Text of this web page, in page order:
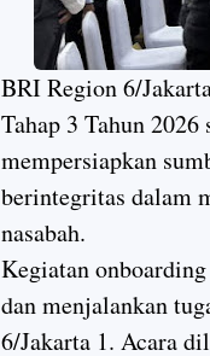
BRI Region 6/
Tahap 3 Tahun
mempersiapkan
berintegritas dalam
nasabah.
Kegiatan
dan menjalankan
6/Jakarta 1. Acara